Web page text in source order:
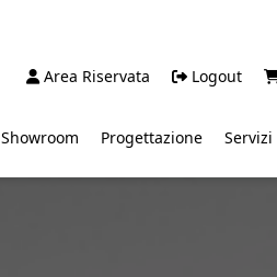
Area Riservata Logout
Showroom Progettazione Servizi